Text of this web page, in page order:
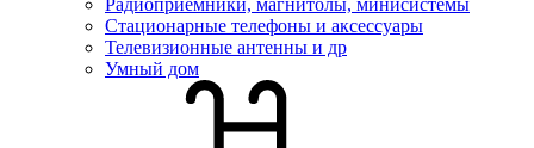
Радиоприемники, магнитолы, минисистемы
Стационарные телефоны и аксессуары
Телевизионные антенны и др
Умный дом